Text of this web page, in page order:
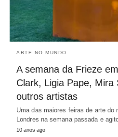
ARTE NO MUNDO
A semana da Frieze
Clark, Ligia Pape, Mira
outros artistas
Uma das maiores feiras de arte do
Londres na semana passada e
10 anos ago